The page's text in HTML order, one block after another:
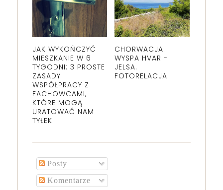
JAK WYKOŃCZYĆ
MIESZKANIE W 6
TYGODNI: 3 PROSTE
ZASADY
WSPÓŁPRACY Z
FACHOWCAMI,
KTÓRE MOGĄ
URATOWAĆ NAM
TYŁEK
CHORWACJA:
WYSPA HVAR -
JELSA.
FOTORELACJA
Posty
Komentarze